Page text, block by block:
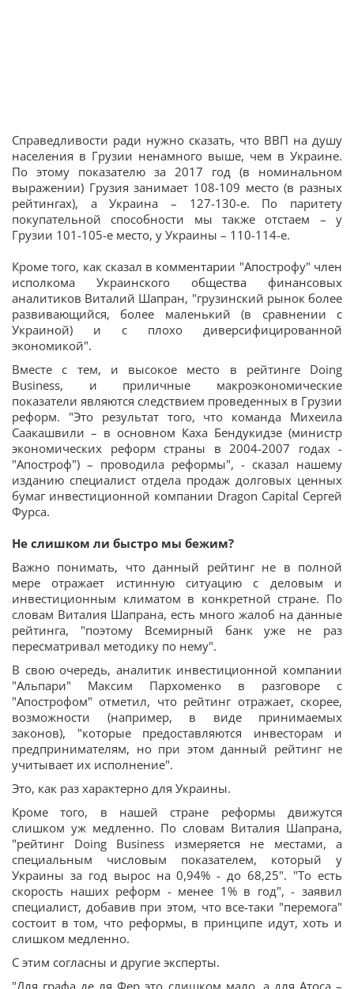
Справедливости ради нужно сказать, что ВВП на душу
населения в Грузии ненамного выше, чем в Украине.
По этому показателю за 2017 год (в номинальном
выражении) Грузия занимает 108-109 место (в разных
рейтингах), а Украина – 127-130-е. По паритету
покупательной способности мы также отстаем – у
Грузии 101-105-е место, у Украины – 110-114-е.
Кроме того, как сказал в комментарии "Апострофу" член
исполкома Украинского общества финансовых
аналитиков Виталий Шапран, "грузинский рынок более
развивающийся, более маленький (в сравнении с
Украиной) и с плохо диверсифицированной
экономикой".
Вместе с тем, и высокое место в рейтинге Doing
Business, и приличные макроэкономические
показатели являются следствием проведенных в Грузии
реформ. "Это результат того, что команда Михеила
Саакашвили – в основном Каха Бендукидзе (министр
экономических реформ страны в 2004-2007 годах -
"Апостроф") – проводила реформы", - сказал нашему
изданию специалист отдела продаж долговых ценных
бумаг инвестиционной компании Dragon Capital Сергей
Фурса.
Не слишком ли быстро мы бежим?
Важно понимать, что данный рейтинг не в полной
мере отражает истинную ситуацию с деловым и
инвестиционным климатом в конкретной стране. По
словам Виталия Шапрана, есть много жалоб на данные
рейтинга, "поэтому Всемирный банк уже не раз
пересматривал методику по нему".
В свою очередь, аналитик инвестиционной компании
"Альпари" Максим Пархоменко в разговоре с
"Апострофом" отметил, что рейтинг отражает, скорее,
возможности (например, в виде принимаемых
законов), "которые предоставляются инвесторам и
предпринимателям, но при этом данный рейтинг не
учитывает их исполнение".
Это, как раз характерно для Украины.
Кроме того, в нашей стране реформы движутся
слишком уж медленно. По словам Виталия Шапрана,
"рейтинг Doing Business измеряется не местами, а
специальным числовым показателем, который у
Украины за год вырос на 0,94% - до 68,25". "То есть
скорость наших реформ - менее 1% в год", - заявил
специалист, добавив при этом, что все-таки "перемога"
состоит в том, что реформы, в принципе идут, хоть и
слишком медленно.
С этим согласны и другие эксперты.
"Для графа де ля Фер это слишком мало, а для Атоса –